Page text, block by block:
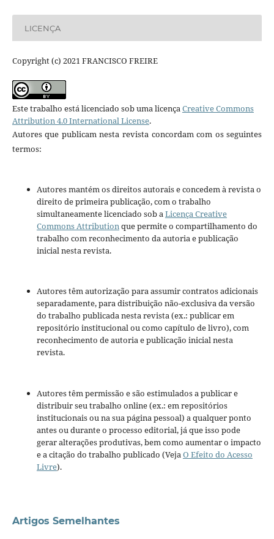
LICENÇA
Copyright (c) 2021 FRANCISCO FREIRE
Este trabalho está licenciado sob uma licençaCreative Commons
Attribution 4.0 International License.
Autores que publicam nesta revista concordam com os seguintes
termos:
Autores mantém os direitos autorais e concedem à revista o
direito de primeira publicação, com o trabalho
simultaneamente licenciado sob aLicença Creative
Commons Attributionque permite o compartilhamento do
trabalho com reconhecimento da autoria e publicação
inicial nesta revista.
Autores têm autorização para assumir contratos adicionais
separadamente, para distribuição não-exclusiva da versão
do trabalho publicada nesta revista (ex.: publicar em
repositório institucional ou como capítulo de livro), com
reconhecimento de autoria e publicação inicial nesta
revista.
Autores têm permissão e são estimulados a publicar e
distribuir seu trabalho online (ex.: em repositórios
institucionais ou na sua página pessoal) a qualquer ponto
antes ou durante o processo editorial, já que isso pode
gerar alterações produtivas, bem como aumentar o impacto
e a citação do trabalho publicado (Veja O Efeito do Acesso
Livre).
Artigos Semelhantes